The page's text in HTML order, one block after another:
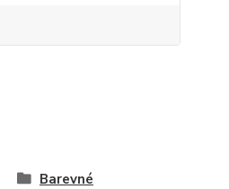
Barevné